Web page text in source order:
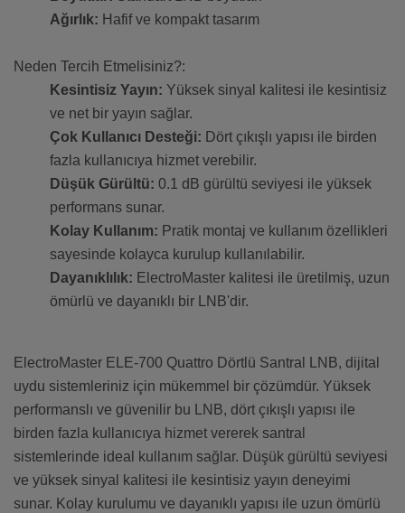
Ağırlık: Hafif ve kompakt tasarım
Neden Tercih Etmelisiniz?:
Kesintisiz Yayın: Yüksek sinyal kalitesi ile kesintisiz
ve net bir yayın sağlar.
Çok Kullanıcı Desteği: Dört çıkışlı yapısı ile birden
fazla kullanıcıya hizmet verebilir.
Düşük Gürültü: 0.1 dB gürültü seviyesi ile yüksek
performans sunar.
Kolay Kullanım: Pratik montaj ve kullanım özellikleri
sayesinde kolayca kurulup kullanılabilir.
Dayanıklılık: ElectroMaster kalitesi ile üretilmiş, uzun
ömürlü ve dayanıklı bir LNB'dir.
ElectroMaster ELE-700 Quattro Dörtlü Santral LNB, dijital
uydu sistemleriniz için mükemmel bir çözümdür. Yüksek
performanslı ve güvenilir bu LNB, dört çıkışlı yapısı ile
birden fazla kullanıcıya hizmet vererek santral
sistemlerinde ideal kullanım sağlar. Düşük gürültü seviyesi
ve yüksek sinyal kalitesi ile kesintisiz yayın deneyimi
sunar. Kolay kurulumu ve dayanıklı yapısı ile uzun ömürlü